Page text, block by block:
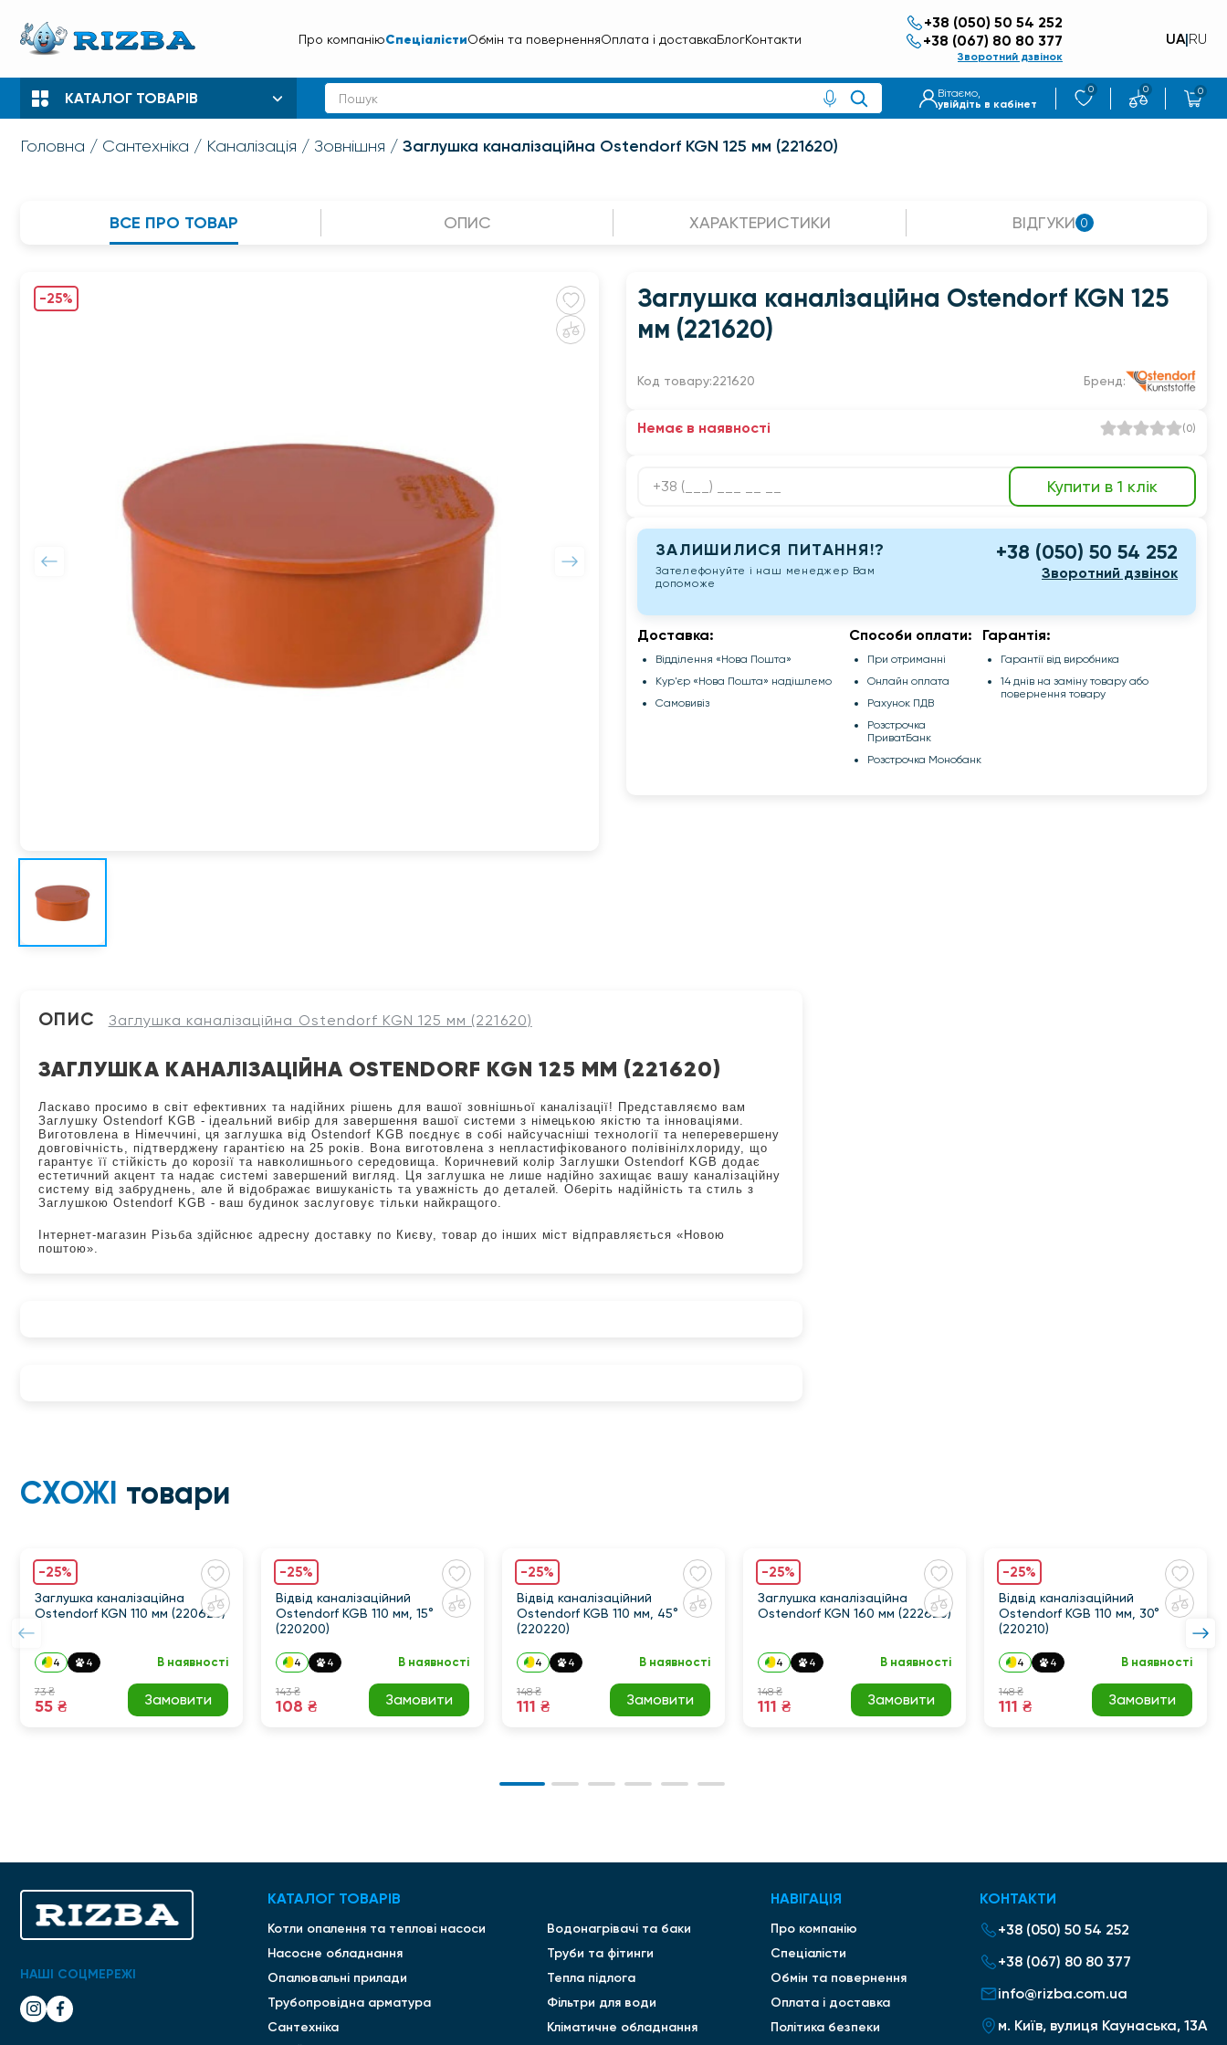
Про компаніюСпеціалістиОбмін та поверненняОплата і доставкаБлогКонтакти
+38 (050) 50 54 252
+38 (067) 80 80 377
Зворотний дзвінок
UA|RU
КАТАЛОГ ТОВАРІВ
Вітаємо,
увійдіть в кабінет
0 0 0
Головна Сантехніка Каналізація Зовнішня Заглушка каналізаційна Ostendorf KGN 125 мм (221620)
ВСЕ ПРО ТОВАР ОПИС ХАРАКТЕРИСТИКИ ВІДГУКИ 0
-25%
Заглушка каналізаційна Ostendorf KGN 125
мм (221620)
Код товару:221620 Бренд:
Немає в наявності (0)
Купити в 1 клік
ЗАЛИШИЛИСЯ ПИТАННЯ!?
Зателефонуйте і наш менеджер Вам
допоможе
+38 (050) 50 54 252
Зворотний дзвінок
Доставка:
Відділення «Нова Пошта»
Кур'єр «Нова Пошта» надішлемо
Самовивіз
Способи оплати:
При отриманні
Онлайн оплата
Рахунок ПДВ
Розстрочка
ПриватБанк
Розстрочка Монобанк
Гарантія:
Гарантії від виробника
14 днів на заміну товару або
повернення товару
ОПИС Заглушка каналізаційна Ostendorf KGN 125 мм (221620)
ЗАГЛУШКА КАНАЛІЗАЦІЙНА OSTENDORF KGN 125 ММ (221620)
Ласкаво просимо в світ ефективних та надійних рішень для вашої зовнішньої каналізації! Представляємо вам
Заглушку Ostendorf KGB - ідеальний вибір для завершення вашої системи з німецькою якістю та інноваціями.
Виготовлена в Німеччині, ця заглушка від Ostendorf KGB поєднує в собі найсучасніші технології та неперевершену
довговічність, підтверджену гарантією на 25 років. Вона виготовлена з непластифікованого полівінілхлориду, що
гарантує її стійкість до корозії та навколишнього середовища. Коричневий колір Заглушки Ostendorf KGB додає
естетичний акцент та надає системі завершений вигляд. Ця заглушка не лише надійно захищає вашу каналізаційну
систему від забруднень, але й відображає вишуканість та уважність до деталей. Оберіть надійність та стиль з
Заглушкою Ostendorf KGB - ваш будинок заслуговує тільки найкращого.
Інтернет-магазин Різьба здійснює адресну доставку по Києву, товар до інших міст відправляється «Новою
поштою».
СХОЖІ товари
-25%
Заглушка каналізаційна
Ostendorf KGN 110 мм (220620)
4 4 В наявності
73 ₴
55 ₴ Замовити
-25%
Відвід каналізаційний
Ostendorf KGB 110 мм, 15°
(220200)
4 4 В наявності
143 ₴
108 ₴ Замовити
-25%
Відвід каналізаційний
Ostendorf KGB 110 мм, 45°
(220220)
4 4 В наявності
148 ₴
111 ₴ Замовити
-25%
Заглушка каналізаційна
Ostendorf KGN 160 мм (222620)
4 4 В наявності
148 ₴
111 ₴ Замовити
-25%
Відвід каналізаційний
Ostendorf KGB 110 мм, 30°
(220210)
4 4 В наявності
148 ₴
111 ₴ Замовити
НАШІ СОЦМЕРЕЖІ
КАТАЛОГ ТОВАРІВ
Котли опалення та теплові насоси
Водонагрівачі та баки
Насосне обладнання
Труби та фітинги
Опалювальні прилади
Тепла підлога
Трубопровідна арматура
Фільтри для води
Сантехніка
Кліматичне обладнання
НАВІГАЦІЯ
Про компанію
Спеціалісти
Обмін та повернення
Оплата і доставка
Політика безпеки
КОНТАКТИ
+38 (050) 50 54 252
+38 (067) 80 80 377
info@rizba.com.ua
м. Київ, вулиця Каунаська, 13А